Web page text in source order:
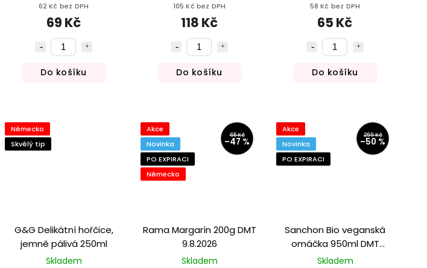
62 Kč bez DPH
69 Kč
Do košíku
105 Kč bez DPH
118 Kč
Do košíku
58 Kč bez DPH
65 Kč
Do košíku
Německo
Skvělý tip
G&G Delikátní hořčice,
jemně pálivá 250ml
Skladem
Akce
Novinka
PO EXPIRACI
Německo
65 Kč
–47 %
Rama Margarín 200g DMT
9.8.2026
Skladem
Akce
Novinka
PO EXPIRACI
299 Kč
–50 %
Sanchon Bio veganská
omáčka 950ml DMT
30.5.2026
Skladem